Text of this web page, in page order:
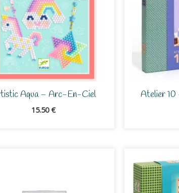
Aqua – Arc-En-Ciel
15.50€
Atelier 10